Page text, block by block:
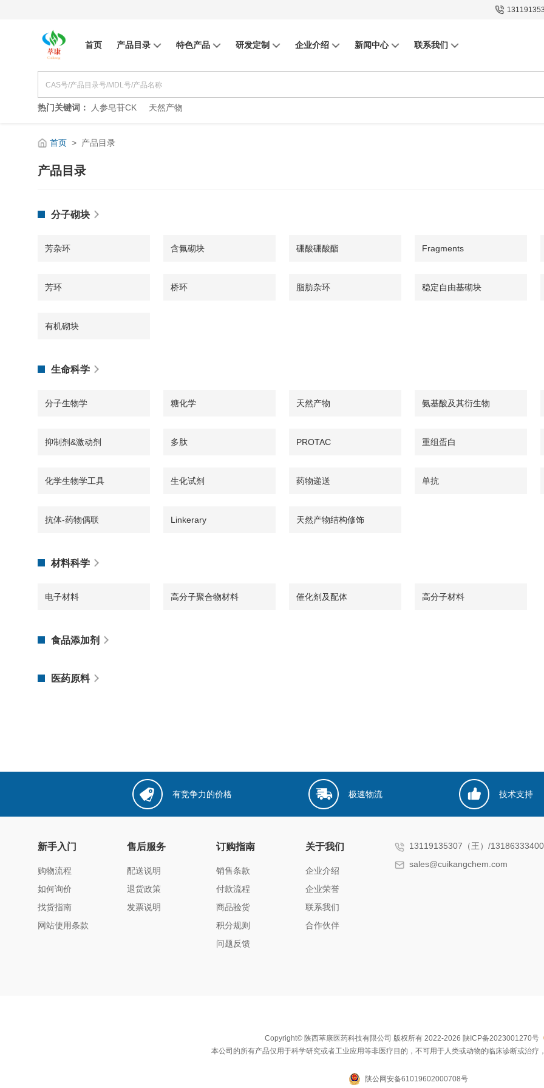
首页 产品目录 特色产品 研发定制 企业介绍 新闻中心 联系我们
热门关键词： 人参皂苷CK 天然产物
首页 > 产品目录
产品目录
分子砌块
芳杂环 含氟砌块 硼酸硼酸酯 Fragments
芳环 桥环 脂肪杂环 稳定自由基砌块
有机砌块
生命科学
分子生物学 糖化学 天然产物 氨基酸及其衍生物
抑制剂&激动剂 多肽 PROTAC 重组蛋白
化学生物学工具 生化试剂 药物递送 单抗
抗体-药物偶联 Linkerary 天然产物结构修饰
材料科学
电子材料 高分子聚合物材料 催化剂及配体 高分子材料
食品添加剂
医药原料
有竞争力的价格 极速物流 技术支持
新手入门
购物流程
如何询价
找货指南
网站使用条款
售后服务
配送说明
退货政策
发票说明
订购指南
销售条款
付款流程
商品验货
积分规则
问题反馈
关于我们
企业介绍
企业荣誉
联系我们
合作伙伴
13119135307（王）/
sales@cuikangchem.com
Copyright© 陕西萃康医药科技有限公司 版权所有 2022-2026 陕ICP备2023001270号
本公司的所有产品仅用于科学研究或者工业应用等非医疗目的，不可用于人类或动物的临床诊断或治疗
陕公网安备61019602000708号